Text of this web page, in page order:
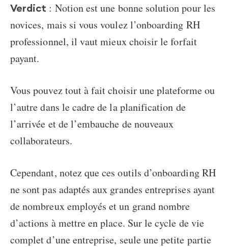
Verdict : Notion est une bonne solution pour les
novices, mais si vous voulez l’onboarding RH
professionnel, il vaut mieux choisir le forfait
payant.
Vous pouvez tout à fait choisir une plateforme ou
l’autre dans le cadre de la planification de
l’arrivée et de l’embauche de nouveaux
collaborateurs.
Cependant, notez que ces outils d’onboarding RH
ne sont pas adaptés aux grandes entreprises ayant
de nombreux employés et un grand nombre
d’actions à mettre en place. Sur le cycle de vie
complet d’une entreprise, seule une petite partie